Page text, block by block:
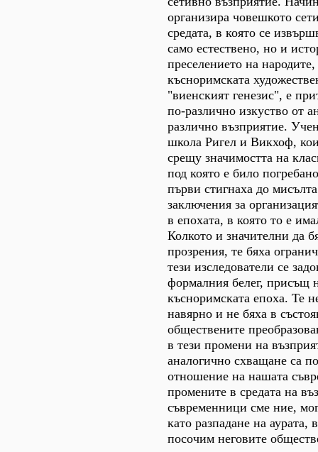
организира човешкото
средата, в която се
само естествено, но и
преселението на
късноримската
"виенският генезис", е
по-различно изкуство от
различно възприятие.
школа Ригел и Викхоф,
срещу значимостта на
под която е било
първи стигнаха до
заключения за
в епохата, в която то е
Колкото и значителни да
прозрения, те бяха
тези изследователи се
формалния белег, присъщ
късноримската епоха. Те
навярно и не бяха в
обществените
в тези промени на
аналогично схващане са
отношение на нашата
промените в средата на
съвременници сме ние,
като разпадане на аурата,
посочим неговите